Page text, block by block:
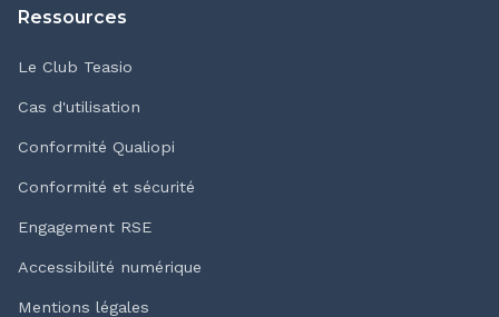
Ressources
Le Club Teasio
Cas d'utilisation
Conformité Qualiopi
Conformité et sécurité
Engagement RSE
Accessibilité numérique
Mentions légales